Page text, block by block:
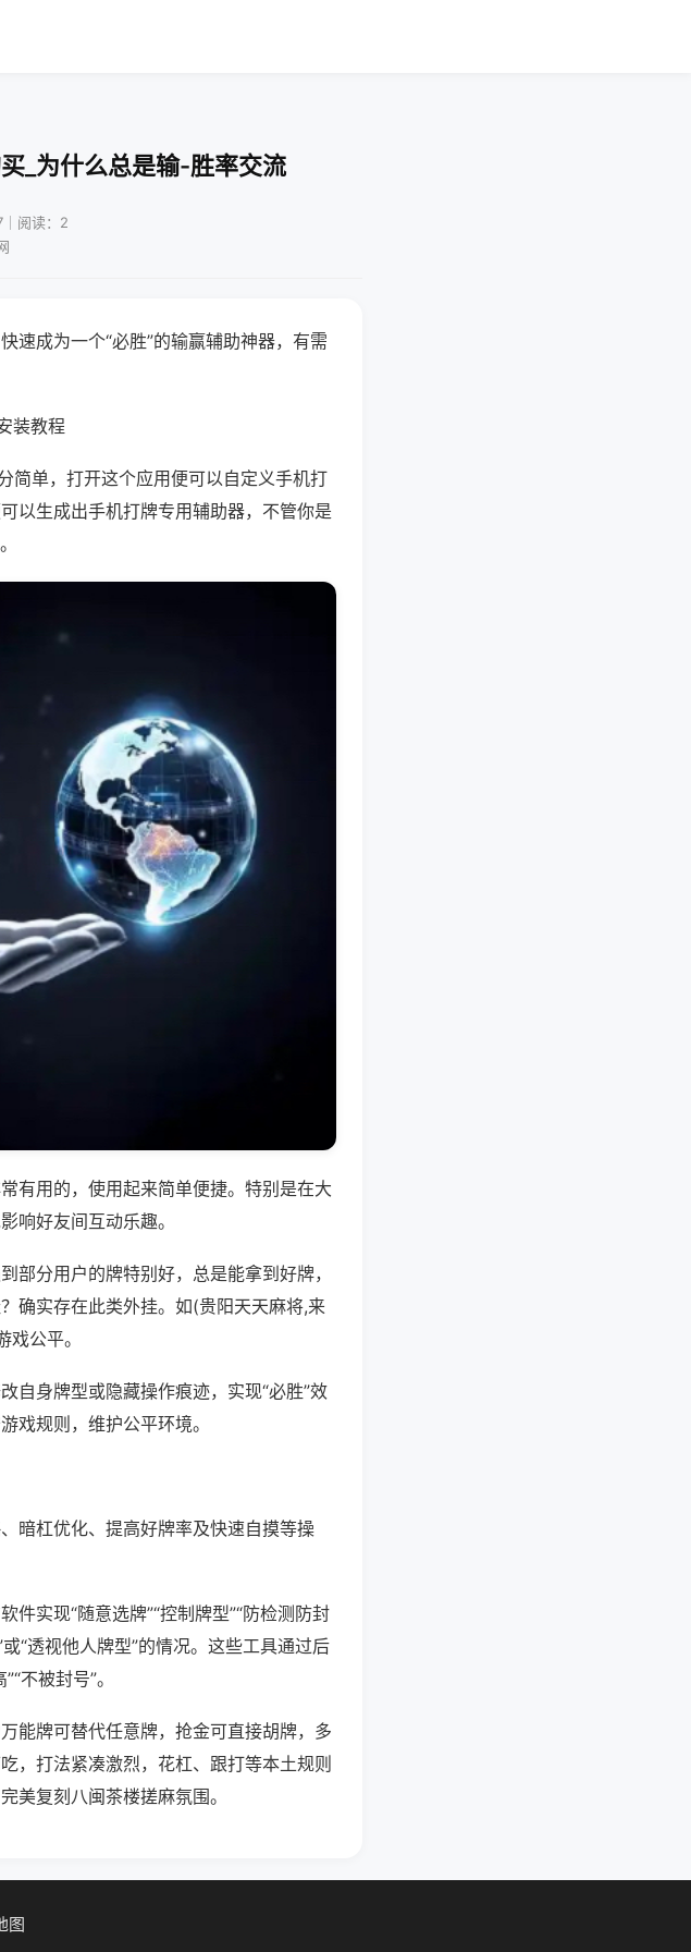
_为什么总是输-胜率交流
阅读：2
速成为一个“必胜”的输赢辅助神器，有需
装教程
简单，打开这个应用便可以自定义手机打
以生成出手机打牌专用辅助器，不管你是
有用的，使用起来简单便捷。特别是在大
响好友间互动乐趣。
部分用户的牌特别好，总是能拿到好牌，
确实存在此类外挂。如(贵阳天天麻将,来
公平。
自身牌型或隐藏操作痕迹，实现“必胜”效
戏规则，维护公平环境。
暗杠优化、提高好牌率及快速自摸等操
实现“随意选牌”“控制牌型”“防检测防封
“透视他人牌型”的情况。这些工具通过后
不被封号”。
能牌可替代任意牌，抢金可直接胡牌，多
，打法紧凑激烈，花杠、跟打等本土规则
美复刻八闽茶楼搓麻氛围。
图